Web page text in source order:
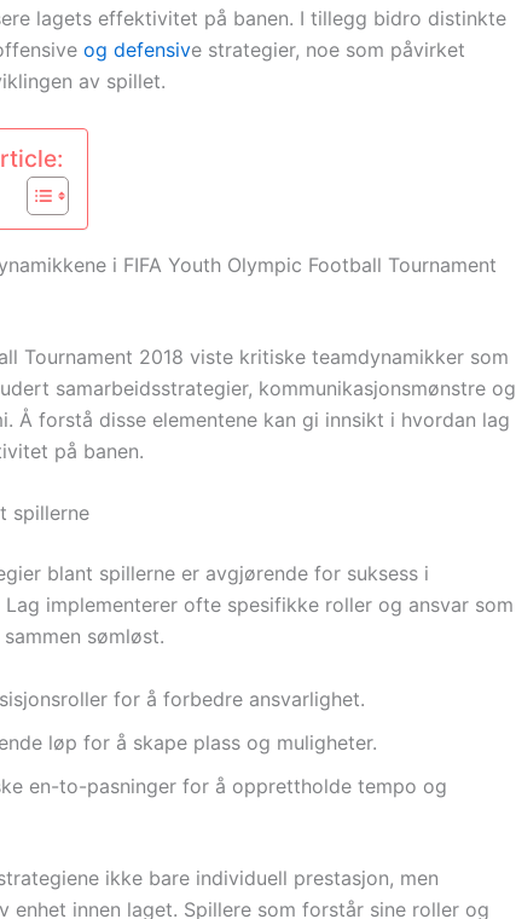
lagets effektivitet på banen. I tillegg bidro distinkte
og defensive strategier, noe som påvirket
av spillet.
i FIFA Youth Olympic Football Tournament
Tournament 2018 viste kritiske teamdynamikker som
samarbeidsstrategier, kommunikasjonsmønstre og
Å forstå disse elementene kan gi innsikt i hvordan lag
på banen.
spillerne
blant spillerne er avgjørende for suksess i
implementerer ofte spesifikke roller og ansvar som
sømløst.
for å forbedre ansvarlighet.
løp for å skape plass og muligheter.
en-to-pasninger for å opprettholde tempo og
ikke bare individuell prestasjon, men
enhet innen laget. Spillere som forstår sine roller og